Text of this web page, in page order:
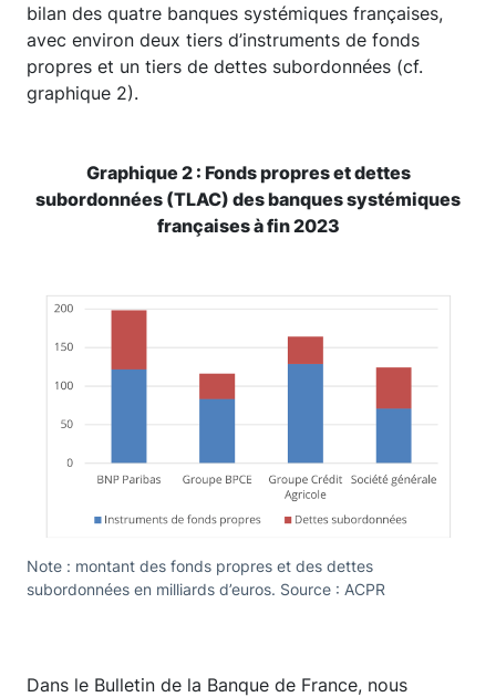
bilan des quatre banques systémiques françaises,
avec environ deux tiers d’instruments de fonds
propres et un tiers de dettes subordonnées (cf.
graphique 2).
Graphique 2 : Fonds propres et dettes
subordonnées (TLAC) des banques systémiques
françaises à fin 2023
Note : montant des fonds propres et des dettes
subordonnées en milliards d’euros. Source : ACPR
Dans le Bulletin de la Banque de France, nous